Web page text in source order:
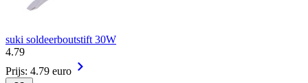
suki soldeerboutstift 30W
4.79
Prijs: 4.79 euro